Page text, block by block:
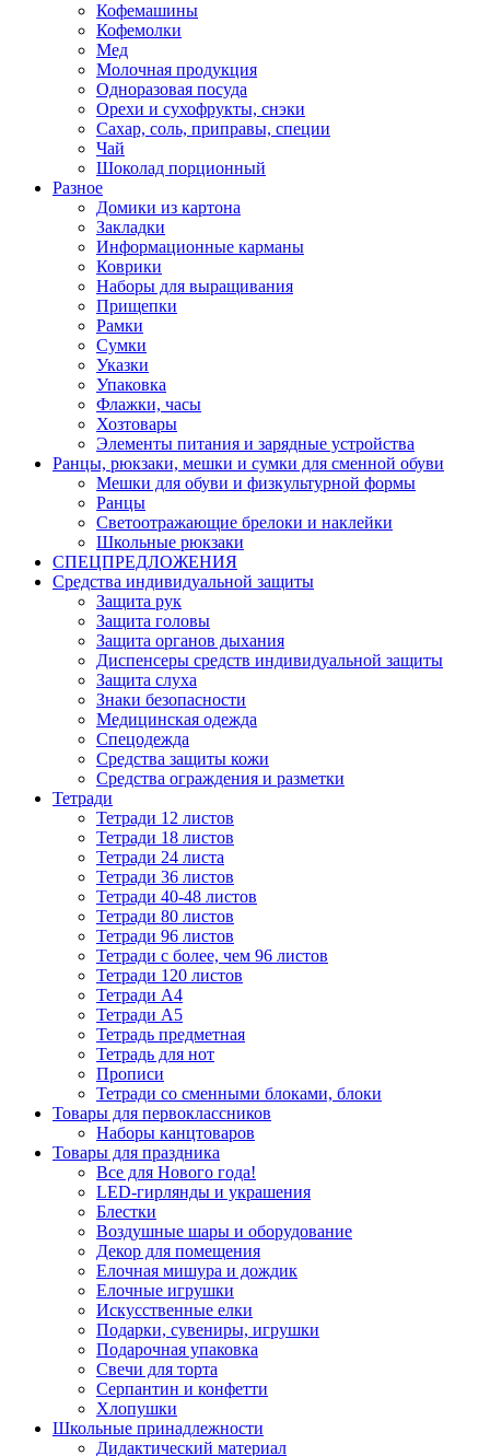
Кофемашины
Кофемолки
Мед
Молочная продукция
Одноразовая посуда
Орехи и сухофрукты, снэки
Сахар, соль, приправы, специи
Чай
Шоколад порционный
Разное
Домики из картона
Закладки
Информационные карманы
Коврики
Наборы для выращивания
Прищепки
Рамки
Сумки
Указки
Упаковка
Флажки, часы
Хозтовары
Элементы питания и зарядные устройства
Ранцы, рюкзаки, мешки и сумки для сменной обуви
Мешки для обуви и физкультурной формы
Ранцы
Светоотражающие брелоки и наклейки
Школьные рюкзаки
СПЕЦПРЕДЛОЖЕНИЯ
Средства индивидуальной защиты
Защита рук
Защита головы
Защита органов дыхания
Диспенсеры средств индивидуальной защиты
Защита слуха
Знаки безопасности
Медицинская одежда
Спецодежда
Средства защиты кожи
Средства ограждения и разметки
Тетради
Тетради 12 листов
Тетради 18 листов
Тетради 24 листа
Тетради 36 листов
Тетради 40-48 листов
Тетради 80 листов
Тетради 96 листов
Тетради с более, чем 96 листов
Тетради 120 листов
Тетради А4
Тетради А5
Тетрадь предметная
Тетрадь для нот
Прописи
Тетради со сменными блоками, блоки
Товары для первоклассников
Наборы канцтоваров
Товары для праздника
Все для Нового года!
LED-гирлянды и украшения
Блестки
Воздушные шары и оборудование
Декор для помещения
Елочная мишура и дождик
Елочные игрушки
Искусственные елки
Подарки, сувениры, игрушки
Подарочная упаковка
Свечи для торта
Серпантин и конфетти
Хлопушки
Школьные принадлежности
Дидактический материал